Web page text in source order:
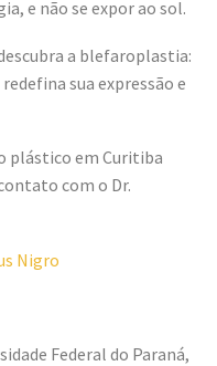
e não se expor ao sol.
a blefaroplastia:
sua expressão e
com o Dr.
Nigro
Federal do Paraná,